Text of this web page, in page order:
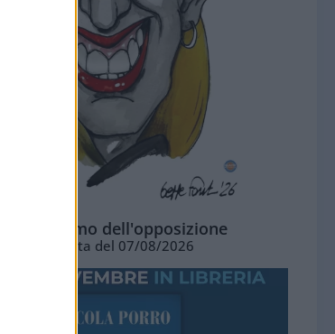
L'ottimismo dell'opposizione
Vignetta del 07/08/2026